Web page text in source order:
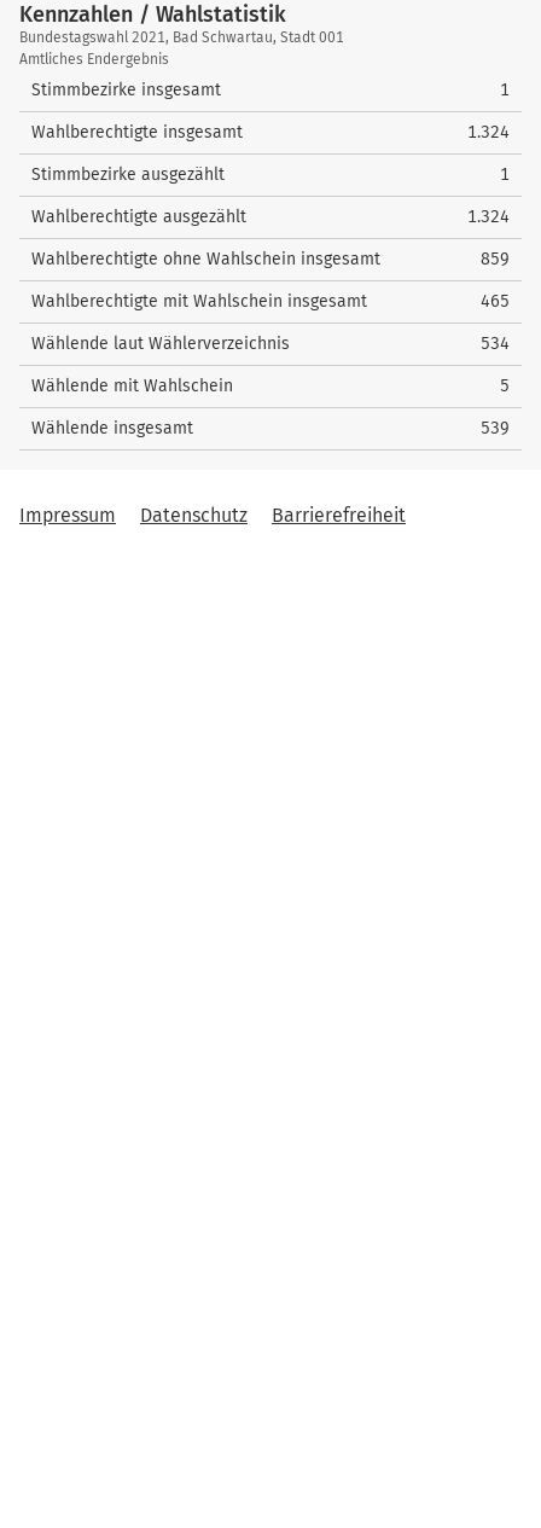
Kennzahlen / Wahlstatistik
Kennzahlen
/
Wahlstatistik
Bundestagswahl 2021, Bad Schwartau, Stadt 001
Amtliches Endergebnis
Stimmbezirke insgesamt 1
Wahlberechtigte insgesamt 1.324
Stimmbezirke ausgezählt 1
Wahlberechtigte ausgezählt 1.324
Wahlberechtigte ohne Wahlschein insgesamt 859
Wahlberechtigte mit Wahlschein insgesamt 465
Wählende laut Wählerverzeichnis 534
Wählende mit Wahlschein 5
Wählende insgesamt 539
Impressum Datenschutz Barrierefreiheit